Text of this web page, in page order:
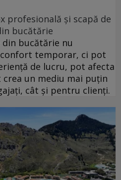
profesională și scapă de
bucătărie
bucătărie nu
temporar, ci pot
de lucru, pot afecta
un mediu mai puțin
cât și pentru clienți.